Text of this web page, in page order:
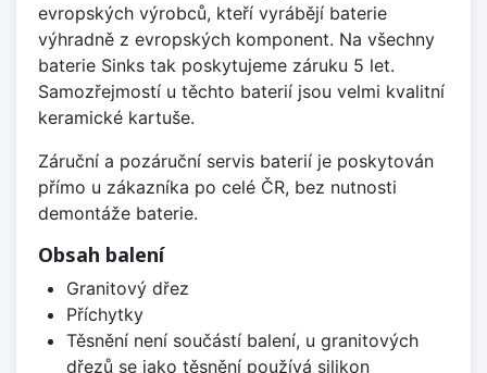
evropských výrobců, kteří vyrábějí baterie
výhradně z evropských komponent. Na všechny
baterie Sinks tak poskytujeme záruku 5 let.
Samozřejmostí u těchto baterií jsou velmi kvalitní
keramické kartuše.
Záruční a pozáruční servis baterií je poskytován
přímo u zákazníka po celé ČR, bez nutnosti
demontáže baterie.
Obsah balení
Granitový dřez
Příchytky
Těsnění není součástí balení, u granitových
dřezů se jako těsnění používá silikon